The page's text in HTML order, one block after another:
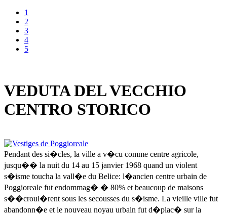
1
2
3
4
5
VEDUTA DEL VECCHIO
CENTRO STORICO
Pendant des si�cles, la ville a v�cu comme centre agricole,
jusqu�� la nuit du 14 au 15 janvier 1968 quand un violent
s�isme toucha la vall�e du Belice: l�ancien centre urbain de
Poggioreale fut endommag� � 80% et beaucoup de maisons
s��croul�rent sous les secousses du s�isme. La vieille ville fut
abandonn�e et le nouveau noyau urbain fut d�plac� sur la